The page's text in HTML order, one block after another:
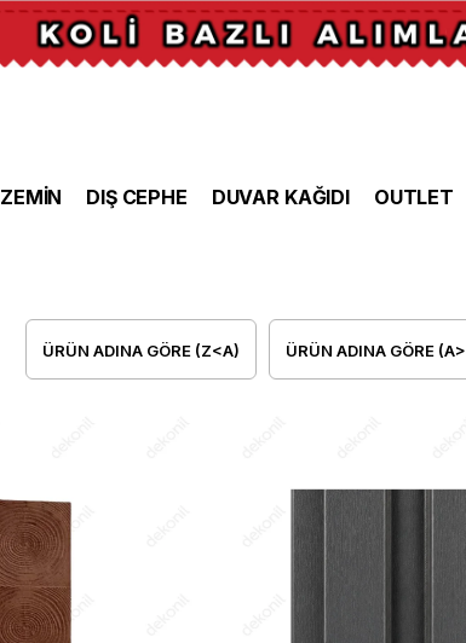
ZEMİN DIŞ CEPHE DUVAR KAĞIDI OUTLET
ÜRÜN ADINA GÖRE
ÜRÜN ADINA GÖRE (Z<A)